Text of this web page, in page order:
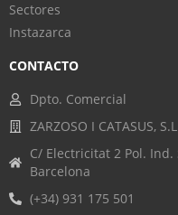
Sectores
Instazarca
CONTACTO
Dpto. Comercial
ZARZOSO I CATASUS,
C/ Electricitat 2 Pol.
Barcelona
(+34) 931 175 501